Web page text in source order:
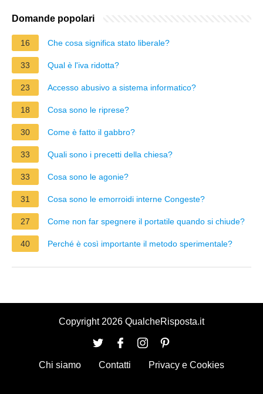
Domande popolari
16 Che cosa significa stato liberale?
33 Qual è l'iva ridotta?
23 Accesso abusivo a sistema informatico?
18 Cosa sono le riprese?
30 Come è fatto il gabbro?
33 Quali sono i precetti della chiesa?
33 Cosa sono le agonie?
31 Cosa sono le emorroidi interne Congeste?
27 Come non far spegnere il portatile quando si chiude?
40 Perché è così importante il metodo sperimentale?
Copyright 2026 QualcheRisposta.it
Chi siamo Contatti Privacy e Cookies